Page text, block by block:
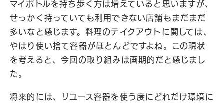
マイボトルを持ち歩く方は増えていると思いますが、
せっかく持っていても利用できない店舗もまだまだ
多いなと感じます。料理のテイクアウトに関しては、
やはり使い捨て容器がほとんどですよね。この現状
を考えると、今回の取り組みは画期的だと感じまし
た。
将来的には、リユース容器を使う度にどれだけ環境に